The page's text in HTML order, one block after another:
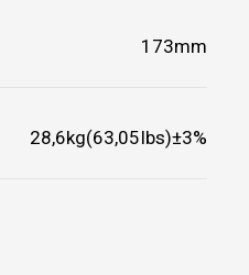
173mm
28,6kg(63,05Ibs)±3%